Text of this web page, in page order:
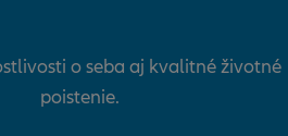
o seba aj kvalitné životné
poistenie.